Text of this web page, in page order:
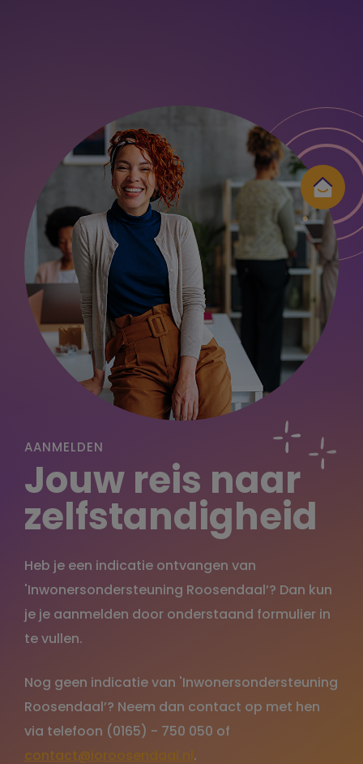
AANMELDEN
Jouw reis naar
zelfstandigheid
Heb je een indicatie ontvangen van
'Inwonersondersteuning Roosendaal’? Dan kun
je je aanmelden door onderstaand formulier in
te vullen.
Nog geen indicatie van 'Inwonersondersteuning
Roosendaal’? Neem dan contact op met hen
via telefoon (0165) - 750 050 of
contact@ioroosendaal.nl .